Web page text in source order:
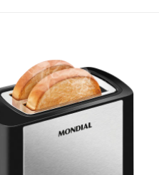
Añadir